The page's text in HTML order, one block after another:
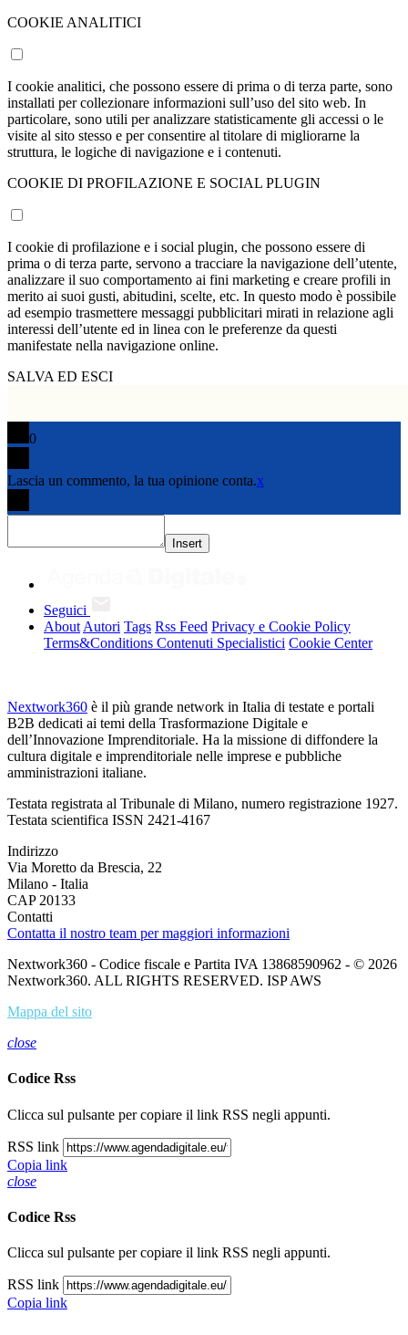
COOKIE ANALITICI
I cookie analitici, che possono essere di prima o di terza parte, sono
installati per collezionare informazioni sull’uso del sito web. In
particolare, sono utili per analizzare statisticamente gli accessi o le
visite al sito stesso e per consentire al titolare di migliorarne la
struttura, le logiche di navigazione e i contenuti.
COOKIE DI PROFILAZIONE E SOCIAL PLUGIN
I cookie di profilazione e i social plugin, che possono essere di
prima o di terza parte, servono a tracciare la navigazione dell’utente,
analizzare il suo comportamento ai fini marketing e creare profili in
merito ai suoi gusti, abitudini, scelte, etc. In questo modo è possibile
ad esempio trasmettere messaggi pubblicitari mirati in relazione agli
interessi dell’utente ed in linea con le preferenze da questi
manifestate nella navigazione online.
SALVA ED ESCI
0
Lascia un commento, la tua opinione conta.x
Insert
Seguici
About Autori Tags Rss Feed Privacy e Cookie Policy
Terms&Conditions Contenuti Specialistici Cookie Center
Nextwork360 è il più grande network in Italia di testate e portali
B2B dedicati ai temi della Trasformazione Digitale e
dell’Innovazione Imprenditoriale. Ha la missione di diffondere la
cultura digitale e imprenditoriale nelle imprese e pubbliche
amministrazioni italiane.
Testata registrata al Tribunale di Milano, numero registrazione 1927.
Testata scientifica ISSN 2421-4167
Indirizzo
Via Moretto da Brescia, 22
Milano - Italia
CAP 20133
Contatti
Contatta il nostro team per maggiori informazioni
Nextwork360 - Codice fiscale e Partita IVA 13868590962 - © 2026
Nextwork360. ALL RIGHTS RESERVED. ISP AWS
Mappa del sito
close
Codice Rss
Clicca sul pulsante per copiare il link RSS negli appunti.
RSS link
Copia link
close
Codice Rss
Clicca sul pulsante per copiare il link RSS negli appunti.
RSS link
Copia link